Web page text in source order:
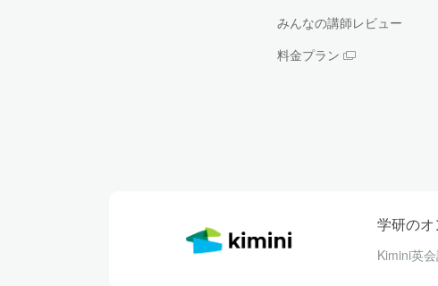
みんなの講師レビュー
料金プラン
学研の
Kimini英